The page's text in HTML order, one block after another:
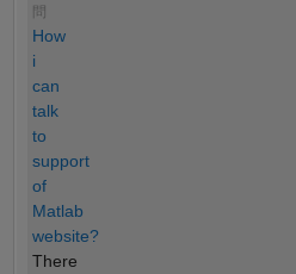
How
i
can
talk
to
support
of
Matlab
website?
There